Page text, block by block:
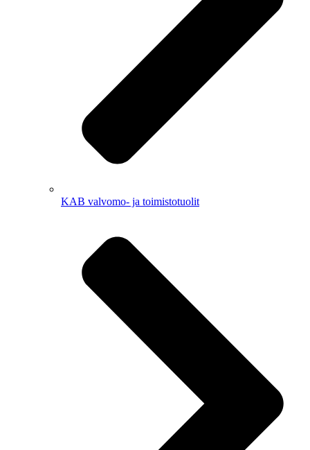
KAB valvomo- ja toimistotuolit